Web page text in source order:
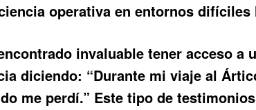
operativa en entornos difíciles
invaluable tener acceso a
diciendo: “Durante mi viaje al
me perdí.” Este tipo de